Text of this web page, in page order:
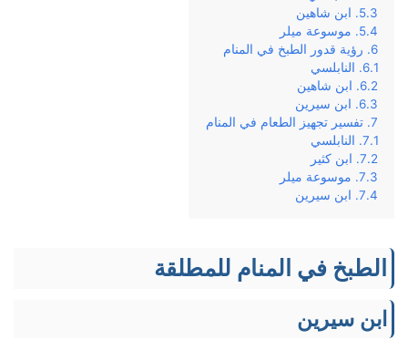
ابن شاهين
موسوعة ميلر
رؤية قدور الطبخ في المنام
النابلسي
ابن شاهين
ابن سيرين
تفسير تجهيز الطعام في المنام
النابلسي
ابن كثير
موسوعة ميلر
ابن سيرين
الطبخ في المنام للمطلقة
ابن سيرين